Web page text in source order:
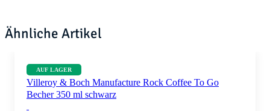
Ähnliche Artikel
AUF LAGER
Villeroy & Boch Manufacture Rock Coffee To Go
Becher 350 ml schwarz